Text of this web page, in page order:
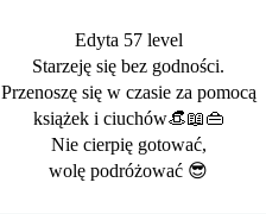
Edyta 57 level
Starzeję się bez godności.
Przenoszę się w czasie za pomocą
książek i ciuchów👒📖👜
Nie cierpię gotować,
wolę podróżować 😎